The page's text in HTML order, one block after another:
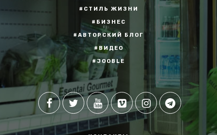
#СТИЛЬ ЖИЗНИ
#БИЗНЕС
#АВТОРСКИЙ БЛОГ
#ВИДЕО
#JOOBLE